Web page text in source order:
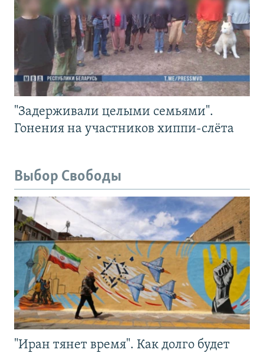
"Задерживали целыми семьями".
Гонения на участников хиппи-слёта
Выбор Свободы
"Иран тянет время". Как долго будет